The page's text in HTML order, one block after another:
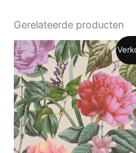
Gerelateerde producten